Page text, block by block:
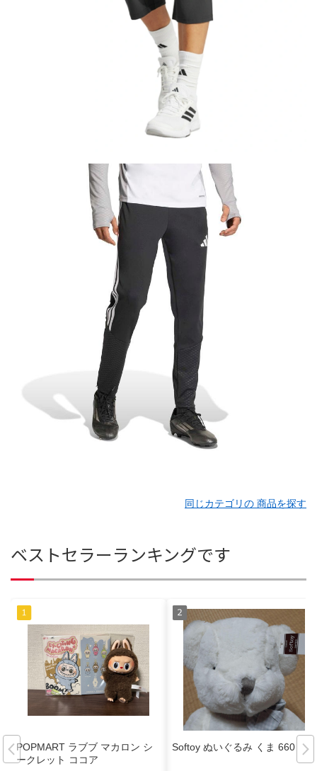
同じカテゴリの 商品を探す
ベストセラーランキングです
POPMART ラブブ マカロン シ
ークレット ココア
Softoy ぬいぐるみ くま 660